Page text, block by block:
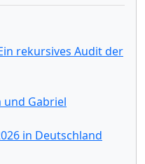
rekursives Audit der
und Gabriel
in Deutschland